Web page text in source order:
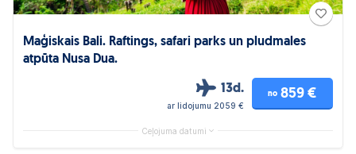
Maģiskais Bali. Raftings, safari parks un pludmales
atpūta Nusa Dua.
13d.
ar lidojumu 2059 €
no 859 €
Ceļojuma datumi